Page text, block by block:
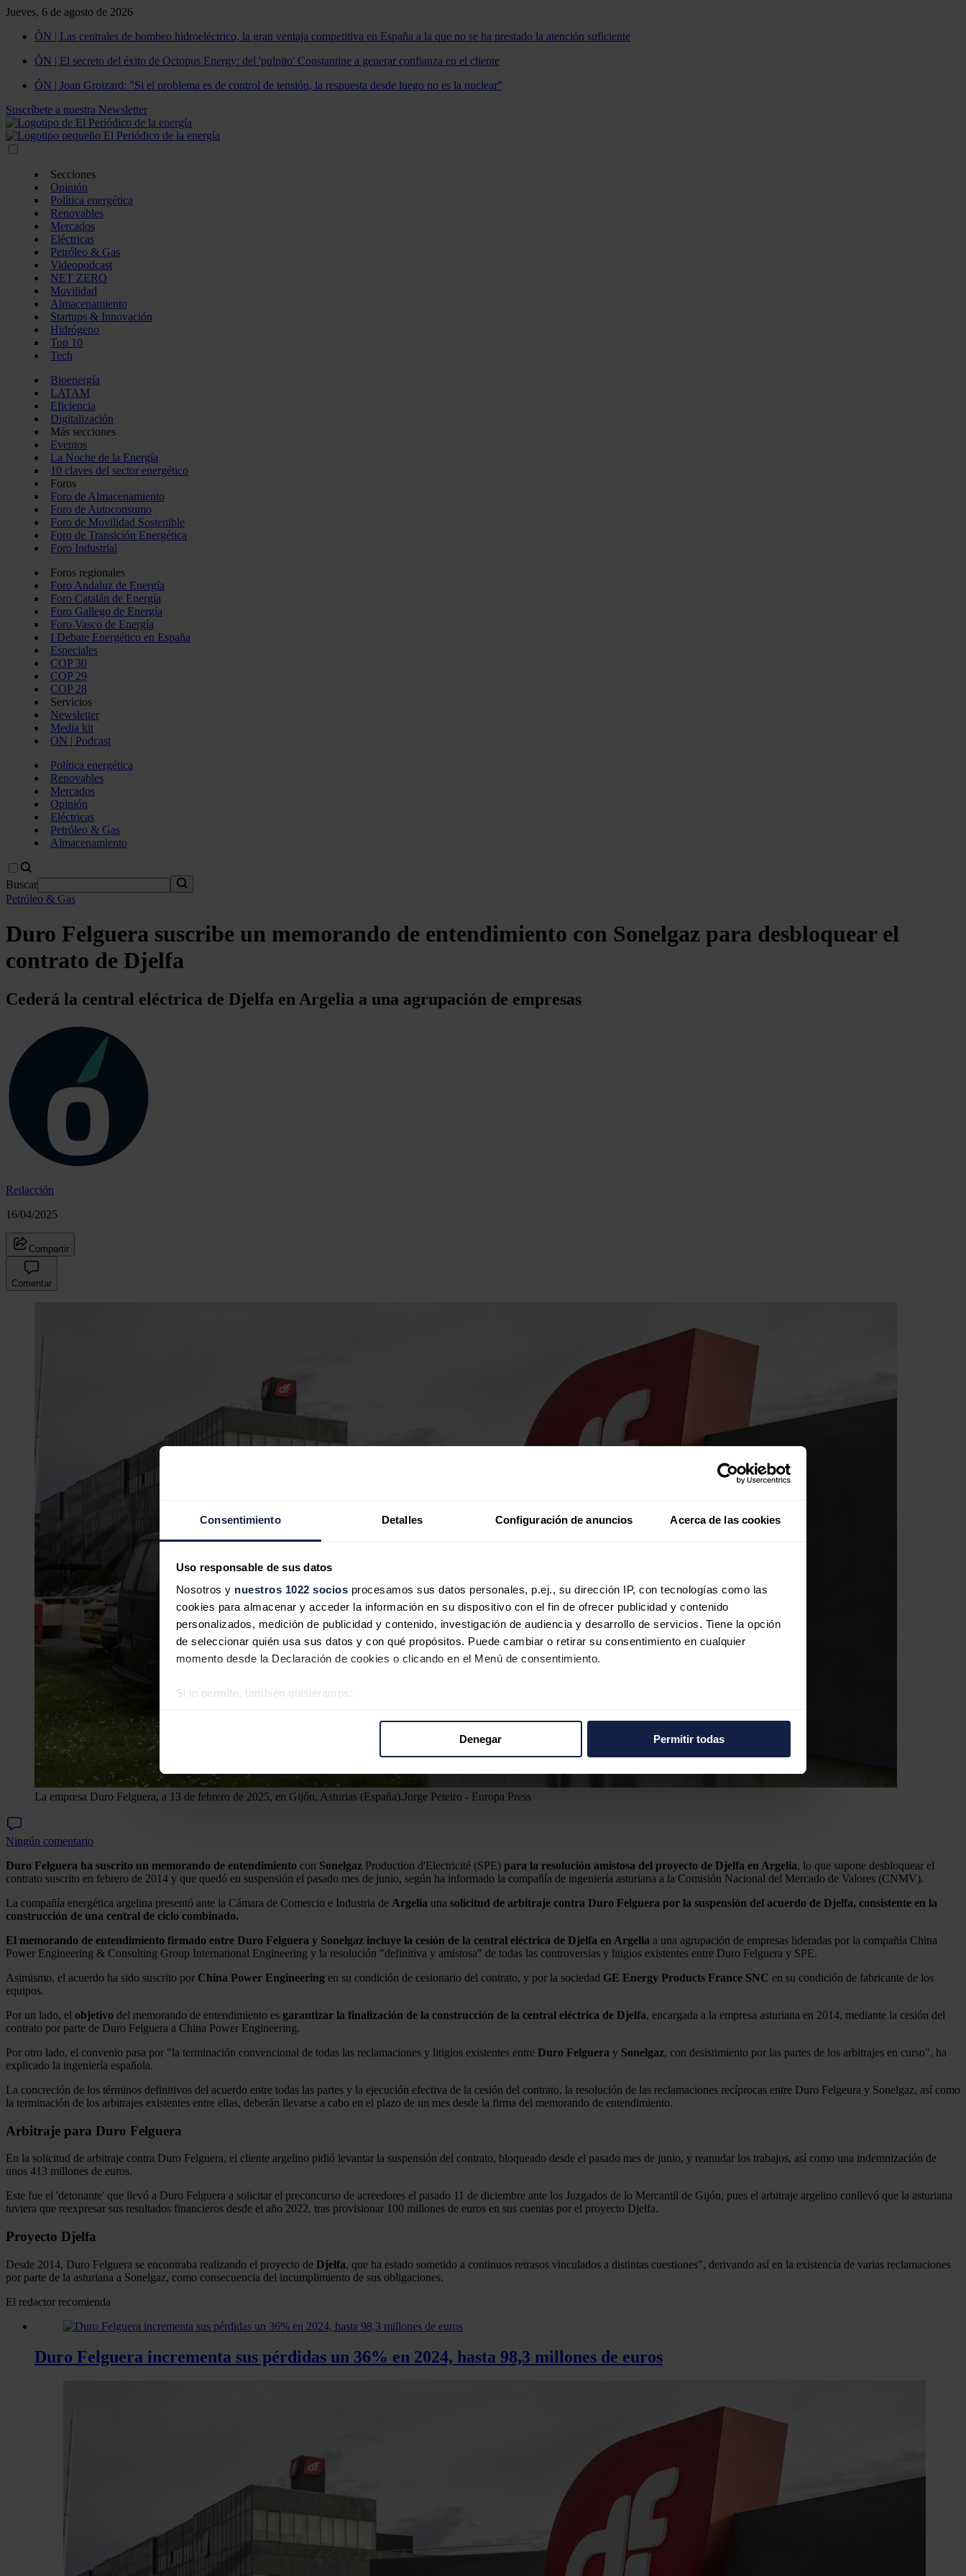
Consentimiento Detalles Configuración de anuncios Acerca de las cookies
Uso responsable de sus datos
Nosotros y nuestros 1022 socios procesamos sus datos personales, p.ej., su dirección IP, con tecnologías como las
cookies para almacenar y acceder la información en su dispositivo con el fin de ofrecer publicidad y contenido
personalizados, medición de publicidad y contenido, investigación de audiencia y desarrollo de servicios. Tiene la opción
de seleccionar quién usa sus datos y con qué propósitos. Puede cambiar o retirar su consentimiento en cualquier
momento desde la Declaración de cookies o clicando en el Menú de consentimiento.
Si lo permite, también quisiéramos:
Las cookies de este sitio web se usan para personalizar el contenido y los anuncios, ofrecer funciones de redes sociales
Denegar Permitir todas
Jueves, 6 de agosto de 2026
ÓN | Las centrales de bombeo hidroeléctrico, la gran ventaja competitiva en España a la que no se ha prestado la atención suficiente
ÓN | El secreto del éxito de Octopus Energy: del 'pulpito' Constantine a generar confianza en el cliente
ÓN | Joan Groizard: "Si el problema es de control de tensión, la respuesta desde luego no es la nuclear"
Suscríbete a nuestra Newsletter
Secciones
Opinión
Política energética
Renovables
Mercados
Eléctricas
Petróleo & Gas
Videopodcast
NET ZERO
Movilidad
Almacenamiento
Startups & Innovación
Hidrógeno
Top 10
Tech
Bioenergía
LATAM
Eficiencia
Digitalización
Más secciones
Eventos
La Noche de la Energía
10 claves del sector energético
Foros
Foro de Almacenamiento
Foro de Autoconsumo
Foro de Movilidad Sostenible
Foro de Transición Energética
Foro Industrial
Foros regionales
Foro Andaluz de Energía
Foro Catalán de Energía
Foro Gallego de Energía
Foro Vasco de Energía
I Debate Energético en España
Especiales
COP 30
COP 29
COP 28
Servicios
Newsletter
Media kit
ON | Podcast
Política energética
Renovables
Mercados
Opinión
Eléctricas
Petróleo & Gas
Almacenamiento
Buscar
Petróleo & Gas
Duro Felguera suscribe un memorando de entendimiento con Sonelgaz para desbloquear el
contrato de Djelfa
Cederá la central eléctrica de Djelfa en Argelia a una agrupación de empresas
Redacción
16/04/2025
Compartir
Comentar
La empresa Duro Felguera, a 13 de febrero de 2025, en Gijón, Asturias (España).Jorge Peteiro - Europa Press
Ningún comentario
Duro Felguera ha suscrito un memorando de entendimiento con Sonelgaz Production d'Electricité (SPE) para la resolución amistosa del proyecto de Djelfa en Argelia, lo que supone desbloquear el
contrato suscrito en febrero de 2014 y que quedó en suspensión el pasado mes de junio, según ha informado la compañía de ingeniería asturiana a la Comisión Nacional del Mercado de Valores (CNMV).
La compañía energética argelina presentó ante la Cámara de Comercio e Industria de Argelia una solicitud de arbitraje contra Duro Felguera por la suspensión del acuerdo de Djelfa, consistente en la
construcción de una central de ciclo combinado.
El memorando de entendimiento firmado entre Duro Felguera y Sonelgaz incluye la cesión de la central eléctrica de Djelfa en Argelia a una agrupación de empresas lideradas por la compañía China
Power Engineering & Consulting Group International Engineering y la resolución "definitiva y amistosa" de todas las controversias y litigios existentes entre Duro Felguera y SPE.
Asimismo, el acuerdo ha sido suscrito por China Power Engineering en su condición de cesionario del contrato, y por la sociedad GE Energy Products France SNC en su condición de fabricante de los
equipos.
Por un lado, el objetivo del memorando de entendimiento es garantizar la finalización de la construcción de la central eléctrica de Djelfa, encargada a la empresa asturiana en 2014, mediante la cesión del
contrato por parte de Duro Felguera a China Power Engineering.
Por otro lado, el convenio pasa por "la terminación convencional de todas las reclamaciones y litigios existentes entre Duro Felguera y Sonelgaz, con desistimiento por las partes de los arbitrajes en curso", ha
explicado la ingeniería española.
La concreción de los términos definitivos del acuerdo entre todas las partes y la ejecución efectiva de la cesión del contrato, la resolución de las reclamaciones recíprocas entre Duro Felgeura y Sonelgaz, así como
la terminación de los arbitrajes existentes entre ellas, deberán llevarse a cabo en el plazo de un mes desde la firma del memorando de entendimiento.
Arbitraje para Duro Felguera
En la solicitud de arbitraje contra Duro Felguera, el cliente argelino pidió levantar la suspensión del contrato, bloqueado desde el pasado mes de junio, y reanudar los trabajos, así como una indemnización de
unos 413 millones de euros.
Este fue el 'detonante' que llevó a Duro Felguera a solicitar el preconcurso de acreedores el pasado 11 de diciembre ante los Juzgados de lo Mercantil de Gijón, pues el arbitraje argelino conllevó que la asturiana
tuviera que reexpresar sus resultados financieros desde el año 2022, tras provisionar 100 millones de euros en sus cuentas por el proyecto Djelfa.
Proyecto Djelfa
Desde 2014, Duro Felguera se encontraba realizando el proyecto de Djelfa, que ha estado sometido a continuos retrasos vinculados a distintas cuestiones", derivando así en la existencia de varias reclamaciones
por parte de la asturiana a Sonelgaz, como consecuencia del incumplimiento de sus obligaciones.
El redactor recomienda
Duro Felguera incrementa sus pérdidas un 36% en 2024, hasta 98,3 millones de euros